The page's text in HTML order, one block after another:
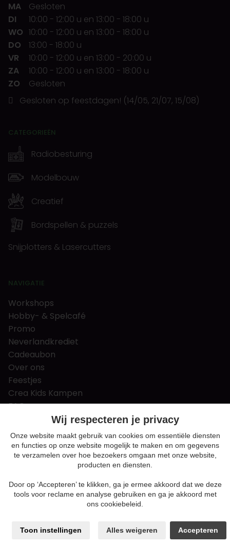
MA
Gesloten
DI
10:00 - 12:00 u en 13:00 - 18:00 u
WO 10:00 - 12:00 u en 13:00 - 18:00 u
DO
13:00 - 18:00 u
VR
10:00 - 12:00 u en 13:00 - 20:00 u
ZA
10:00 - 12:00 u en 13:00 - 18:00 u
ZO
Gesloten
Gesloten op feestdagen! (14/05, 21/07, 15/08)
CATEGORIEËN
Radiobesturing
Modelbouw
Creatief
Bordspellen & puzzels
Snijplotters & Lasercutters
NAVIGATIE
Workshops
Hobby- & Spelcafé
Promo
Neverlandkrediet
Cadeaubon
Over ons
Feestjes
Crea Kids Kampen
FAQ
Tips & tricks
Contact
Nieuws & Vacatures
Algemene voorwaarden
Privacy en cookie policy
Sitemap
Wij respecteren je privacy
Onze website maakt gebruik van cookies om essentiële diensten
en functies op onze website mogelijk te maken en om gegevens
te verzamelen over hoe bezoekers omgaan met onze website,
producten en diensten.
Door op ‘Accepteren’ te klikken, ga je ermee akkoord dat we deze
tools voor reclame en analyse gebruiken en ga je akkoord met
ons cookiebeleid.
Toon instellingen Alles weigeren Accepteren